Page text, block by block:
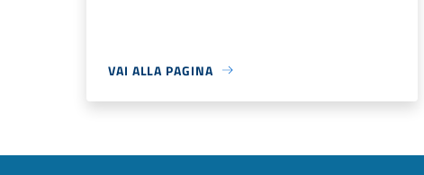
VAI ALLA PAGINA